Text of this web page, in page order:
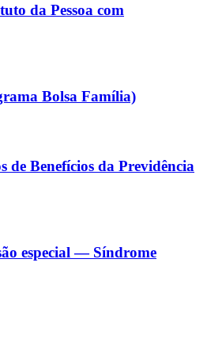
da Pessoa com
Bolsa Família)
de Benefícios da Previdência
especial — Síndrome